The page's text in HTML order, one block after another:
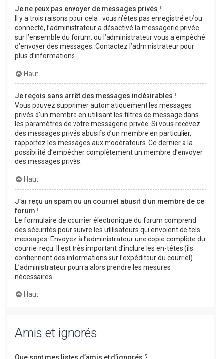
Je ne peux pas envoyer de messages privés !
Il y a trois raisons pour cela : vous n’êtes pas enregistré et/ou
connecté, l’administrateur a désactivé la messagerie privée
sur l’ensemble du forum, ou l’administrateur vous a empêché
d’envoyer des messages. Contactez l’administrateur pour
plus d’informations.
Haut
Je reçois sans arrêt des messages indésirables !
Vous pouvez supprimer automatiquement les messages
privés d’un membre en utilisant les filtres de message dans
les paramètres de votre messagerie privée. Si vous recevez
des messages privés abusifs d’un membre en particulier,
rapportez les messages aux modérateurs. Ce dernier a la
possibilité d’empêcher complètement un membre d’envoyer
des messages privés.
Haut
J’ai reçu un spam ou un courriel abusif d’un membre de ce
forum !
Le formulaire de courrier électronique du forum comprend
des sécurités pour suivre les utilisateurs qui envoient de tels
messages. Envoyez à l’administrateur une copie complète du
courriel reçu. Il est très important d’inclure les en-têtes (ils
contiennent des informations sur l’expéditeur du courriel).
L’administrateur pourra alors prendre les mesures
nécessaires.
Haut
Amis et ignorés
Que sont mes listes d’amis et d’ignorés ?